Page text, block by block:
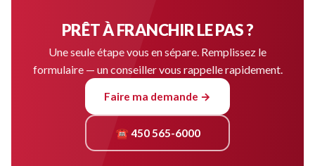
PRÊT À FRANCHIR LE PAS ?
Une seule étape vous en sépare. Remplissez le
formulaire — un conseiller vous rappelle rapidement.
Faire ma demande →
☎ 450 565-6000